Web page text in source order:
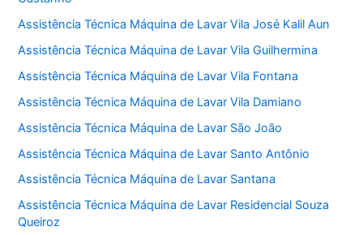
Assistência Técnica Máquina de Lavar Vila José Kalil Aun
Assistência Técnica Máquina de Lavar Vila Guilhermina
Assistência Técnica Máquina de Lavar Vila Fontana
Assistência Técnica Máquina de Lavar Vila Damiano
Assistência Técnica Máquina de Lavar São João
Assistência Técnica Máquina de Lavar Santo Antônio
Assistência Técnica Máquina de Lavar Santana
Assistência Técnica Máquina de Lavar Residencial Souza
Queiroz